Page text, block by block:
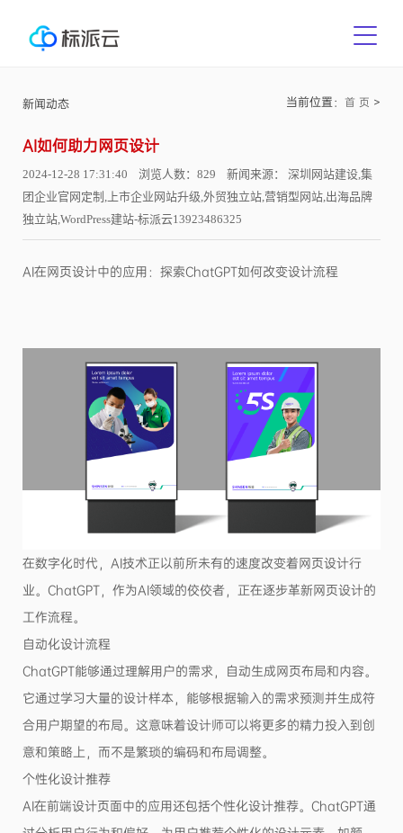
新闻动态 当前位置： 首 页 >
AI如何助力网页设计
2024-12-28 17:31:40 浏览人数：829 新闻来源： 深圳网站建设,集
团企业官网定制,上市企业网站升级,外贸独立站,营销型网站,出海品牌
独立站,WordPress建站-标派云13923486325
AI在网页设计中的应用：探索ChatGPT如何改变设计流程
在数字化时代，AI技术正以前所未有的速度改变着网页设计行
业。ChatGPT，作为AI领域的佼佼者，正在逐步革新网页设计的
工作流程。
自动化设计流程
ChatGPT能够通过理解用户的需求，自动生成网页布局和内容。
它通过学习大量的设计样本，能够根据输入的需求预测并生成符
合用户期望的布局。这意味着设计师可以将更多的精力投入到创
意和策略上，而不是繁琐的编码和布局调整。
个性化设计推荐
AI在前端设计页面中的应用还包括个性化设计推荐。ChatGPT通